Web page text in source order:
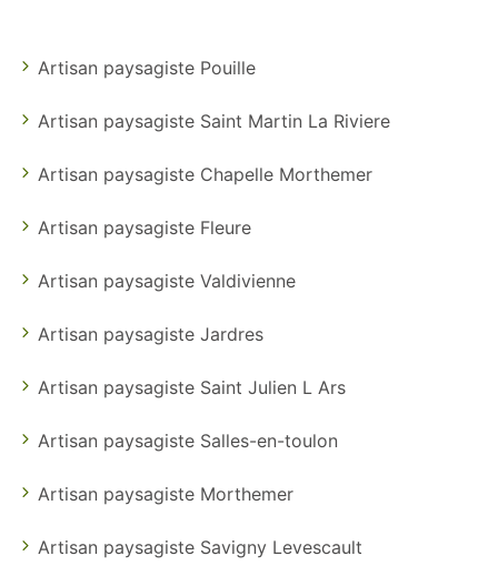
Artisan paysagiste Pouille
Artisan paysagiste Saint Martin La Riviere
Artisan paysagiste Chapelle Morthemer
Artisan paysagiste Fleure
Artisan paysagiste Valdivienne
Artisan paysagiste Jardres
Artisan paysagiste Saint Julien L Ars
Artisan paysagiste Salles-en-toulon
Artisan paysagiste Morthemer
Artisan paysagiste Savigny Levescault